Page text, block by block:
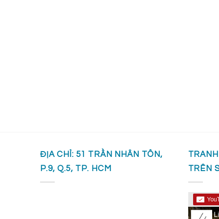
ĐỊA CHỈ: 51 TRẦN NHÂN TÔN,
P.9, Q.5, TP. HCM
TRÊN